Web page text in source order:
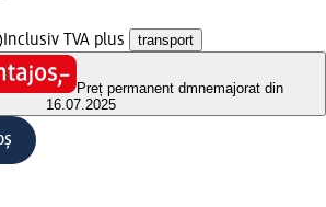
Inclusiv TVA plus transport
Preț permanent dmnemajorat din
16.07.2025